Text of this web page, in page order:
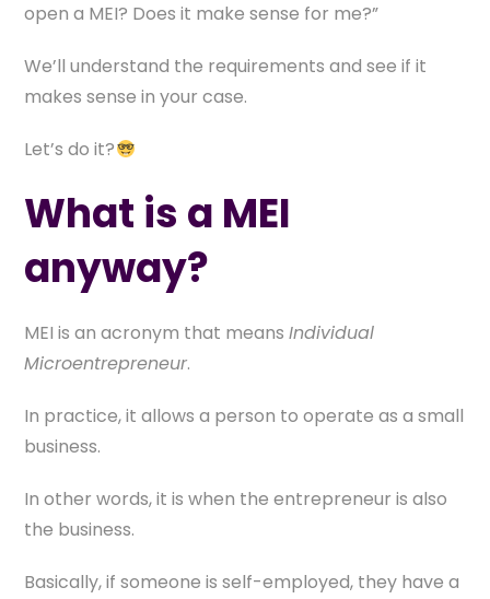
open a MEI? Does it make sense for me?”
We’ll understand the requirements and see if it
makes sense in your case.
Let’s do it?
What is a MEI
anyway?
MEI is an acronym that meansIndividual
Microentrepreneur.
In practice, it allows a person to operate as a small
business.
In other words, it is when the entrepreneur is also
the business.
Basically, if someone is self-employed, they have a